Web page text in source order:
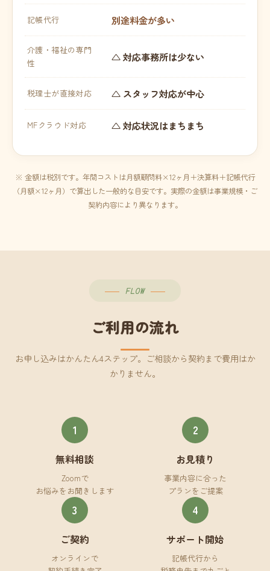
記帳代行 別途料金が多い
介護・福祉の専門
性
△ 対応事務所は少ない
税理士が直接対応 △ スタッフ対応が中心
MFクラウド対応 △ 対応状況はまちまち
※ 金額は税別です。年間コストは月額顧問料×12ヶ月＋決算料＋記帳代行
（月額×12ヶ月）で算出した一般的な目安です。実際の金額は事業規模・ご
契約内容により異なります。
FLOW
ご利用の流れ
お申し込みはかんたん4ステップ。ご相談から契約まで費用はか
かりません。
1
無料相談
Zoomで
お悩みをお聞きします
2
お見積り
事業内容に合った
プランをご提案
3
ご契約
オンラインで
4
サポート開始
記帳代行から